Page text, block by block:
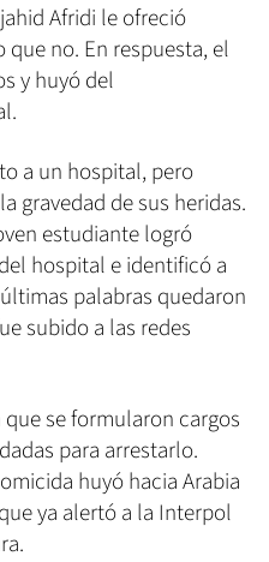
Afridi le ofreció
no. En respuesta, el
y huyó del
a un hospital, pero
gravedad de sus heridas.
estudiante logró
hospital e identificó a
palabras quedaron
subido a las redes
se formularon cargos
para arrestarlo.
huyó hacia Arabia
ya alertó a la Interpol